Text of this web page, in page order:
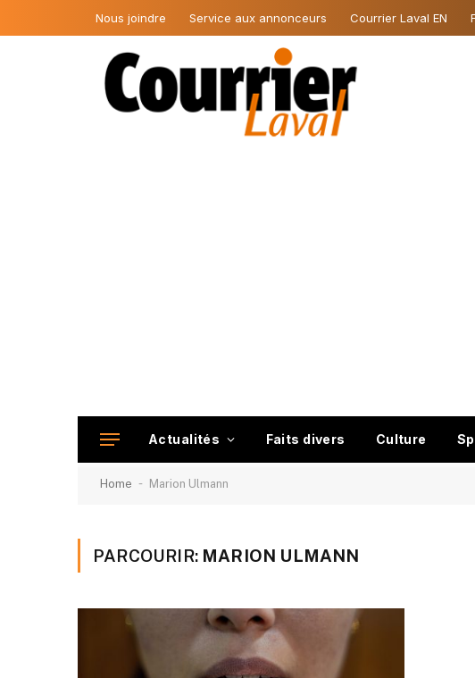
Nous joindre Service aux annonceurs Courrier Laval EN
Actualités Faits divers Culture
Home - Marion Ulmann
PARCOURIR: MARION ULMANN